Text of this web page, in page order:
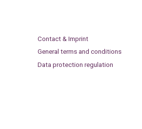
Contact & Imprint
General terms and conditions
Data protection regulation